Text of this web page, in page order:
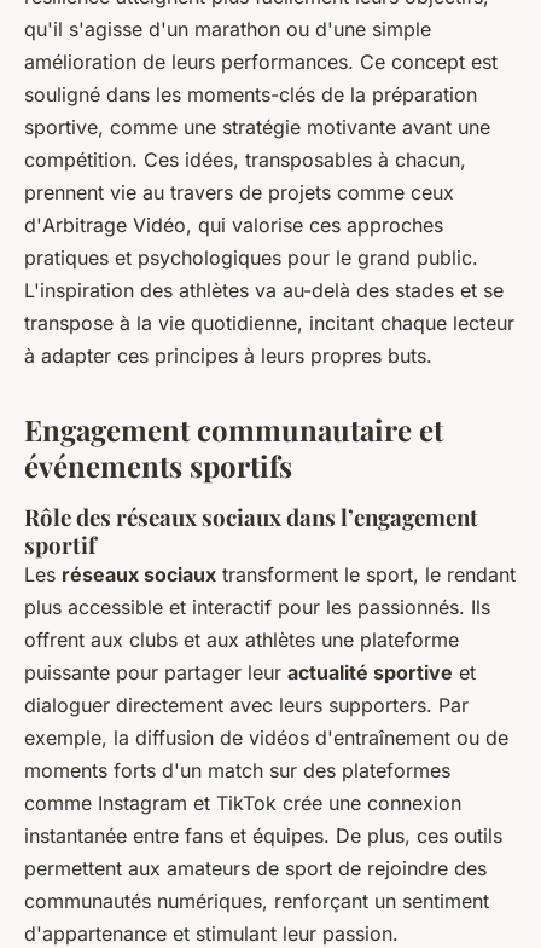
qu'il s'agisse d'un marathon ou d'une simple
amélioration de leurs performances. Ce concept est
souligné dans les moments-clés de la préparation
sportive, comme une stratégie motivante avant une
compétition. Ces idées, transposables à chacun,
prennent vie au travers de projets comme ceux
d'Arbitrage Vidéo, qui valorise ces approches
pratiques et psychologiques pour le grand public.
L'inspiration des athlètes va au-delà des stades et se
transpose à la vie quotidienne, incitant chaque lecteur
à adapter ces principes à leurs propres buts.
Engagement communautaire et
événements sportifs
Rôle des réseaux sociaux dans l’engagement
sportif
Les réseaux sociaux transforment le sport, le rendant
plus accessible et interactif pour les passionnés. Ils
offrent aux clubs et aux athlètes une plateforme
puissante pour partager leur actualité sportive et
dialoguer directement avec leurs supporters. Par
exemple, la diffusion de vidéos d'entraînement ou de
moments forts d'un match sur des plateformes
comme Instagram et TikTok crée une connexion
instantanée entre fans et équipes. De plus, ces outils
permettent aux amateurs de sport de rejoindre des
communautés numériques, renforçant un sentiment
d'appartenance et stimulant leur passion.